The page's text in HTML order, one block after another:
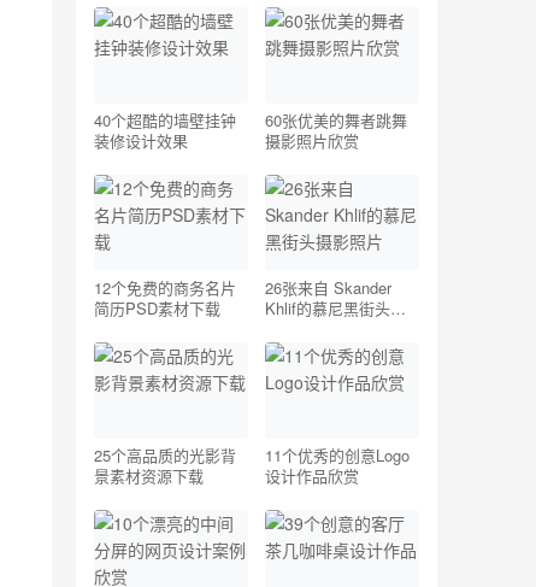
40个超酷的墙壁挂钟
装修设计效果
60张优美的舞者跳舞
摄影照片欣赏
12个免费的商务名片
简历PSD素材下载
26张来自 Skander
Khlif的慕尼黑街头摄
25个高品质的光影背
景素材资源下载
11个优秀的创意Logo
设计作品欣赏